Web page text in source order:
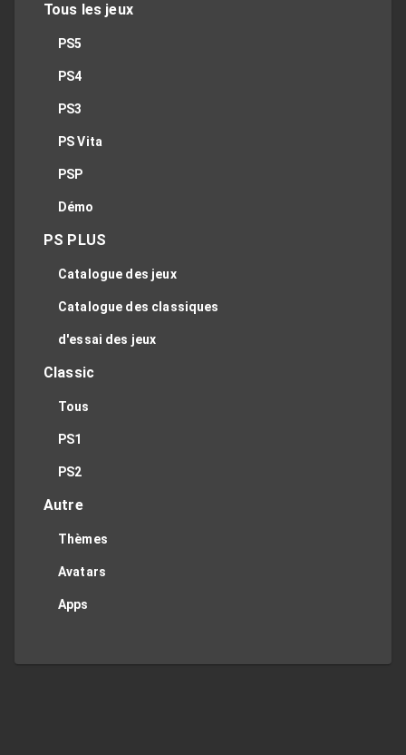
Tous les jeux
PS5
PS4
PS3
PS Vita
PSP
Démo
PS PLUS
Catalogue des jeux
Catalogue des classiques
d'essai des jeux
Classic
Tous
PS1
PS2
Autre
Thèmes
Avatars
Apps